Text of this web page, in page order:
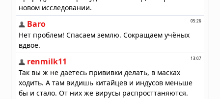
Вчера в 08:08
супер-Эль-Ниньо, заявил учёный
На Таманском полуострове найдены
останки древних слонов — предков
мамонтов
05.08.2026 в 09:00